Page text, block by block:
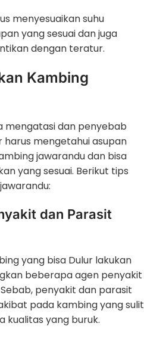
menyesuaikan suhu
yang sesuai dan juga
dengan teratur.
Kambing
mengatasi dan penyebab
harus mengetahui asupan
jawarandu dan bisa
yang sesuai. Berikut tips
dan Parasit
yang bisa Dulur lakukan
beberapa agen penyakit
penyakit dan parasit
pada kambing yang sulit
kualitas yang buruk.